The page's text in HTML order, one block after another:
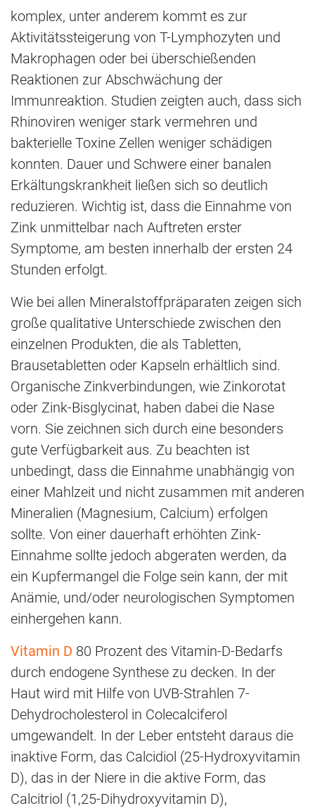
komplex, unter anderem kommt es zur
Aktivitätssteigerung von T-​Lymphozyten und
Makrophagen oder bei überschießenden
Reaktionen zur Abschwächung der
Immunreaktion. Studien zeigten auch, dass sich
Rhinoviren weniger stark vermehren und
bakterielle Toxine Zellen weniger schädigen
konnten. Dauer und Schwere einer banalen
Erkältungskrankheit ließen sich so deutlich
reduzieren. Wichtig ist, dass die Einnahme von
Zink unmittelbar nach Auftreten erster
Symptome, am besten innerhalb der ersten 24
Stunden erfolgt.
Wie bei allen Mineralstoffpräparaten zeigen sich
große qualitative Unterschiede zwischen den
einzelnen Produkten, die als Tabletten,
Brausetabletten oder Kapseln erhältlich sind.
Organische Zinkverbindungen, wie Zinkorotat
oder Zink-Bisglycinat, haben dabei die Nase
vorn. Sie zeichnen sich durch eine besonders
gute Verfügbarkeit aus. Zu beachten ist
unbedingt, dass die Einnahme unabhängig von
einer Mahlzeit und nicht zusammen mit anderen
Mineralien (Magnesium, Calcium) erfolgen
sollte. Von einer dauerhaft erhöhten Zink-
Einnahme sollte jedoch abgeraten werden, da
ein Kupfermangel die Folge sein kann, der mit
Anämie, und/oder neurologischen Symptomen
einhergehen kann.
Vitamin D 80 Prozent des Vitamin-​D-Bedarfs
durch endogene Synthese zu decken. In der
Haut wird mit Hilfe von UVB-Strahlen 7-
Dehydrocholesterol in Colecalciferol
umgewandelt. In der Leber entsteht daraus die
inaktive Form, das Calcidiol (25-Hydroxyvitamin
D), das in der Niere in die aktive Form, das
Calcitriol (1,25-Dihydroxyvitamin D),